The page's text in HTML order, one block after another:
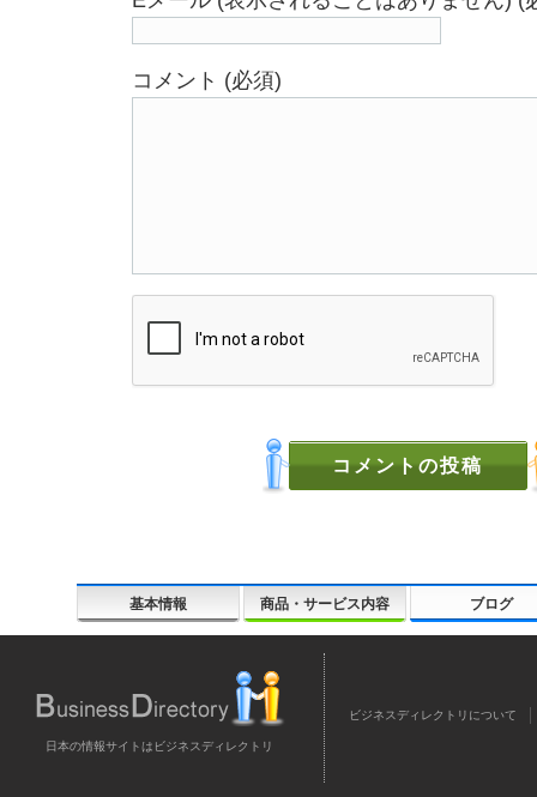
コメント (必須)
基本情報 商品・サービス内容 ブログ
日本の情報サイトはビジネスディレクトリ
ビジネスディレクトリについて